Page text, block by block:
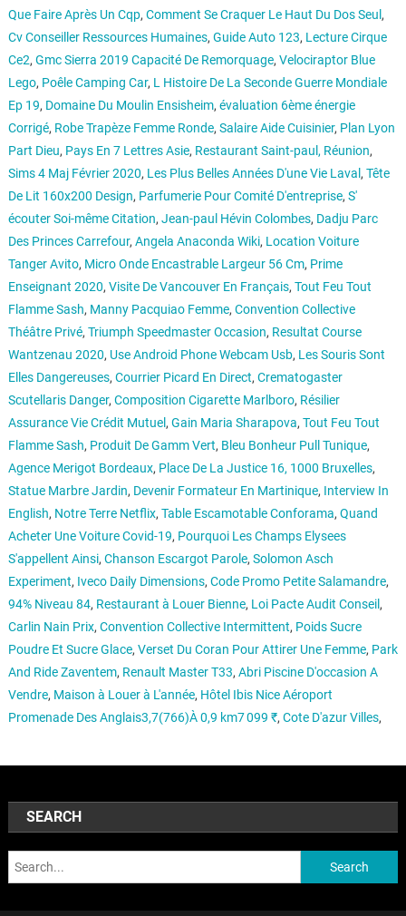
Que Faire Après Un Cqp, Comment Se Craquer Le Haut Du Dos Seul ,
Cv Conseiller Ressources Humaines, Guide Auto 123, Lecture Cirque
Ce2, Gmc Sierra 2019 Capacité De Remorquage, Velociraptor Blue
Lego, Poêle Camping Car, L Histoire De La Seconde Guerre Mondiale
Ep 19, Domaine Du Moulin Ensisheim, évaluation 6ème énergie
Corrigé, Robe Trapèze Femme Ronde, Salaire Aide Cuisinier, Plan Lyon
Part Dieu, Pays En 7 Lettres Asie, Restaurant Saint-paul, Réunion,
Sims 4 Maj Février 2020, Les Plus Belles Années D'une Vie Laval , Tête
De Lit 160x200 Design, Parfumerie Pour Comité D'entreprise, S'
écouter Soi-même Citation, Jean-paul Hévin Colombes, Dadju Parc
Des Princes Carrefour, Angela Anaconda Wiki, Location Voiture
Tanger Avito, Micro Onde Encastrable Largeur 56 Cm, Prime
Enseignant 2020, Visite De Vancouver En Français, Tout Feu Tout
Flamme Sash, Manny Pacquiao Femme, Convention Collective
Théâtre Privé, Triumph Speedmaster Occasion, Resultat Course
Wantzenau 2020, Use Android Phone Webcam Usb, Les Souris Sont
Elles Dangereuses, Courrier Picard En Direct, Crematogaster
Scutellaris Danger, Composition Cigarette Marlboro, Résilier
Assurance Vie Crédit Mutuel , Gain Maria Sharapova, Tout Feu Tout
Flamme Sash, Produit De Gamm Vert, Bleu Bonheur Pull Tunique,
Agence Merigot Bordeaux, Place De La Justice 16, 1000 Bruxelles,
Statue Marbre Jardin, Devenir Formateur En Martinique, Interview In
English, Notre Terre Netflix, Table Escamotable Conforama, Quand
Acheter Une Voiture Covid-19, Pourquoi Les Champs Elysees
S'appellent Ainsi, Chanson Escargot Parole, Solomon Asch
Experiment, Iveco Daily Dimensions, Code Promo Petite Salamandre,
94% Niveau 84, Restaurant à Louer Bienne, Loi Pacte Audit Conseil ,
Carlin Nain Prix, Convention Collective Intermittent, Poids Sucre
Poudre Et Sucre Glace, Verset Du Coran Pour Attirer Une Femme, Park
And Ride Zaventem, Renault Master T33, Abri Piscine D'occasion A
Vendre, Maison à Louer à L'année, Hôtel Ibis Nice Aéroport
Promenade Des Anglais3,7(766)À 0,9 km7 099 ₹, Cote D'azur Villes,
SEARCH
Search: